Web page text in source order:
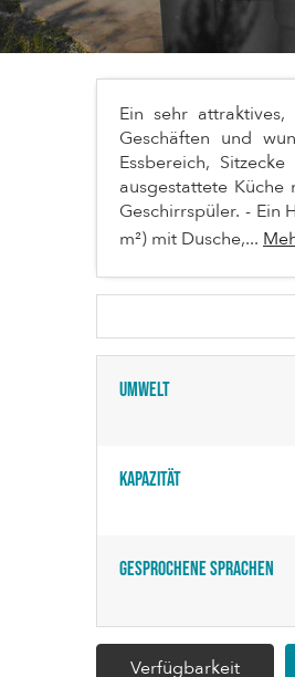
Ein sehr
Geschäften und
Essbereich,
ausgestattete
Geschirrspüler. - Ein
m²) mit Dusche,...
Umwelt
Kapazität
Gesprochene Sprachen
Verfügbarkeit